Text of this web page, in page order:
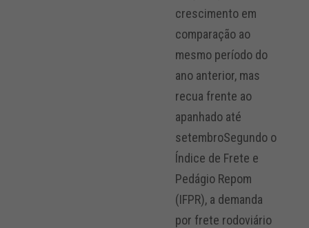
crescimento em
comparação ao
mesmo período do
ano anterior, mas
recua frente ao
apanhado até
setembroSegundo o
Índice de Frete e
Pedágio Repom
(IFPR), a demanda
por frete rodoviário